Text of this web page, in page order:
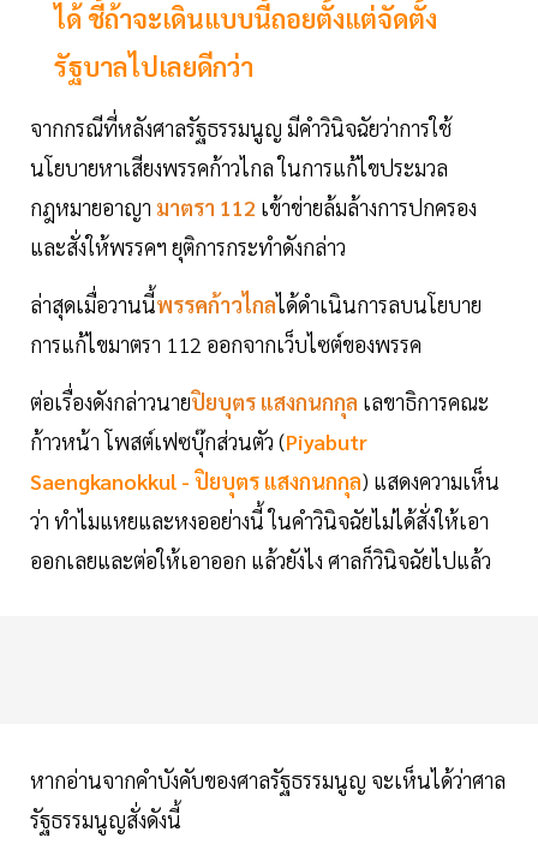
ได้ ชี้ถ้าจะเดินแบบนี้ถอยตั้งแต่จัดตั้ง
รัฐบาลไปเลยดีกว่า
จากกรณีที่หลังศาลรัฐธรรมนูญ มีคำวินิจฉัยว่าการใช้
นโยบายหาเสียงพรรคก้าวไกล ในการแก้ไขประมวล
กฎหมายอาญา มาตรา 112 เข้าข่ายล้มล้างการปกครอง
และสั่งให้พรรคฯ ยุติการกระทำดังกล่าว
ล่าสุดเมื่อวานนี้พรรคก้าวไกลได้ดำเนินการลบนโยบาย
การแก้ไขมาตรา 112 ออกจากเว็บไซต์ของพรรค
ต่อเรื่องดังกล่าวนายปิยบุตร แสงกนกกุล เลขาธิการคณะ
ก้าวหน้า โพสต์เฟซบุ๊กส่วนตัว (Piyabutr
Saengkanokkul - ปิยบุตร แสงกนกกุล) แสดงความเห็น
ว่า ทำไมแหยและหงออย่างนี้ ในคำวินิจฉัยไม่ได้สั่งให้เอา
ออกเลยและต่อให้เอาออก แล้วยังไง ศาลก็วินิจฉัยไปแล้ว
หากอ่านจากคำบังคับของศาลรัฐธรรมนูญ จะเห็นได้ว่าศาล
รัฐธรรมนูญสั่งดังนี้